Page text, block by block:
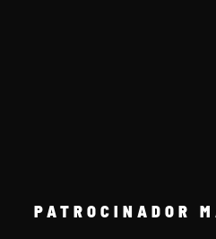
PATROCINADOR